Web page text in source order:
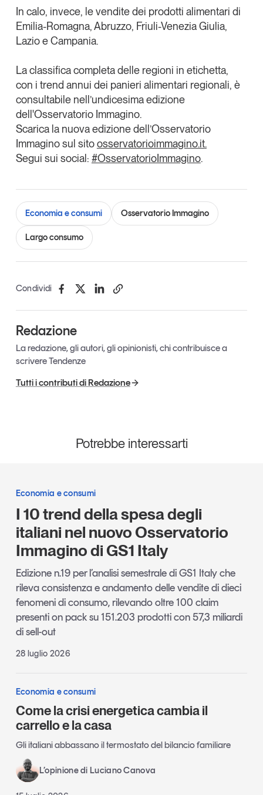
Leggi il magazine
Tendenze è il magazine di GS1 Italy che racconta in
modo indipendente il cambiamento e le sfide del largo
consumo e dell’economia a professionisti e
consumatori
GS1 Italy GS1 Italy GS1 Italy
Tendenze
In calo, invece, le vendite dei prodotti alimentari di
Emilia-Romagna, Abruzzo, Friuli-Venezia Giulia,
Lazio e Campania.
Laclassifica completa delle regioni in etichetta,
con i trend annui dei panieri alimentari regionali, è
consultabile nell’undicesima edizione
dell'Osservatorio Immagino.
Scarica la nuova edizione dell’Osservatorio
Immagino sul sitoosservatorioimmagino.it.
Segui sui social: #OsservatorioImmagino.
Economia e consumi Osservatorio Immagino
Largo consumo
Condividi
Redazione
La redazione, gli autori, gli opinionisti, chi contribuisce a
scrivere Tendenze
Tutti i contributi di Redazione
Potrebbe interessarti
Economia e consumi
I 10 trend della spesa degli
italiani nel nuovo Osservatorio
Immagino di GS1 Italy
Edizione n.19 per l’analisi semestrale di GS1 Italy che
rileva consistenza e andamento delle vendite di dieci
fenomeni di consumo, rilevando oltre 100 claim
presenti on pack su 151.203 prodotti con 57,3 miliardi
di sell-out
28 luglio 2026
Economia e consumi
Come la crisi energetica cambia il
carrello e la casa
Gli italiani abbassano il termostato del bilancio familiare
L’opinione di Luciano Canova